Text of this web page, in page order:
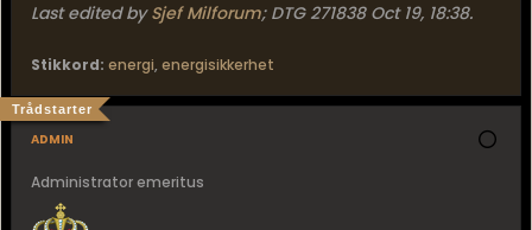
Last edited bySjef Milforum; DTG 271838 Oct 19, 18:38.
Stikkord: energi, energisikkerhet
admin
Trådstarter
Administrator emeritus